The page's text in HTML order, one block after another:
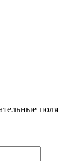
поля